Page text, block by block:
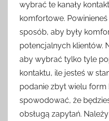
wybrać te kanały
komfortowe.
sposób, aby były
potencjalnych klientów.
aby wybrać tylko tyle
kontaktu, ile jesteś w
podanie zbyt wielu
spowodować, że
obsługą zapytań.